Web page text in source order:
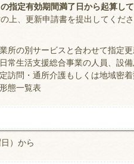
指定有効期間満了日から起算し
上、更新申請書を提出してくださ
所の別サービスと合わせて指定
日常生活支援総合事業の人員、
訪問・通所介護もしくは地域密
態一覧表
）から